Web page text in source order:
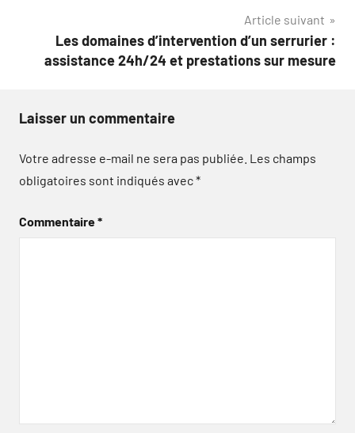
Article suivant
Les domaines d’intervention d’un serrurier :
assistance 24h/24 et prestations sur mesure
Laisser un commentaire
Votre adresse e-mail ne sera pas publiée. Les champs
obligatoires sont indiqués avec*
Commentaire*